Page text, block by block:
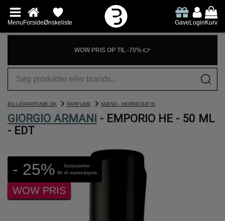
MenuForsideØnskeliste GaveLoginKurv
WOW PRIS OP TIL -70% 👉
BILLIGPARFUME.DK PARFUME MÆND - HERREDUFTE
GIORGIO ARMANI - EMPORIO HE - 50 ML
- EDT
- 25%
besparelse
ifh til markedspris
WOW PRIS